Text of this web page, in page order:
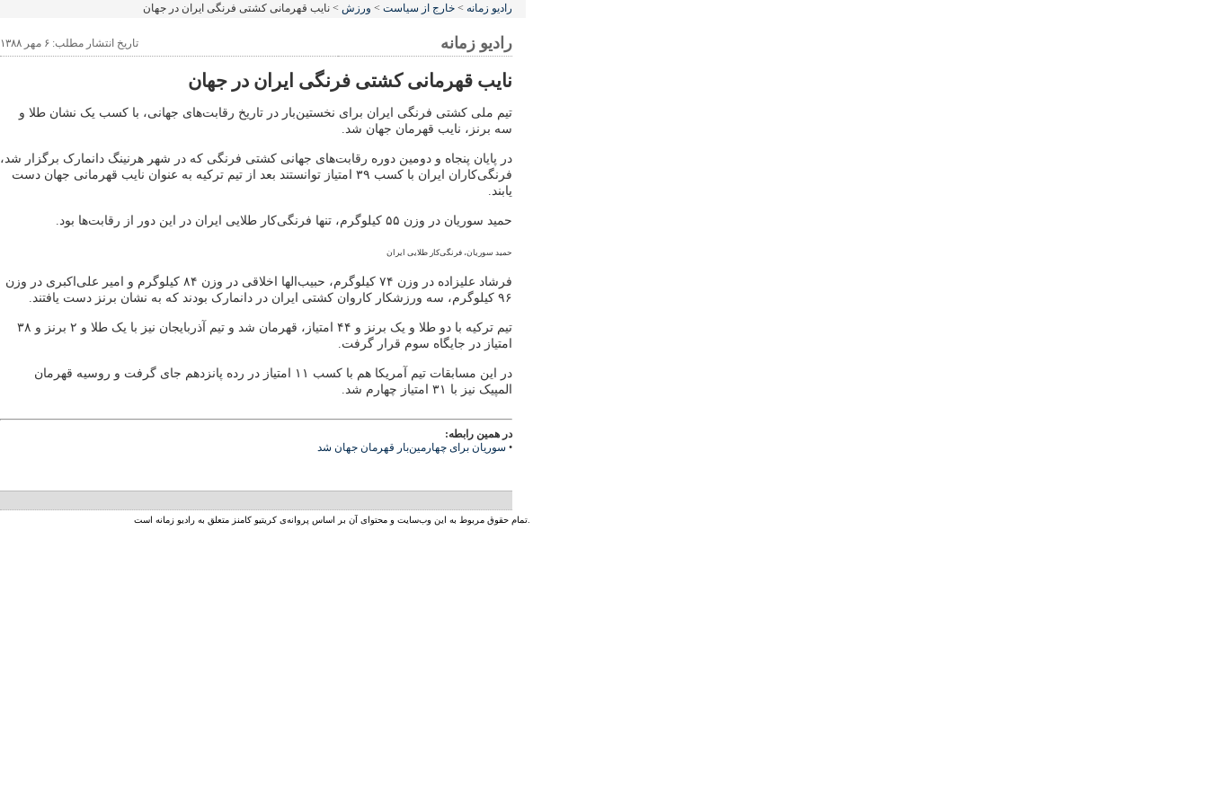
رادیو زمانه > خارج از سیاست > ورزش > نایب قهرمانی کشتی فرنگی ایران در جهان
رادیو زمانه تاریخ انتشار مطلب: ۶ مهر ۱۳۸۸
نایب قهرمانی کشتی فرنگی ایران در جهان
تیم ملی کشتی فرنگی ایران برای نخستین‌بار در تاریخ رقابت‌های جهانی، با کسب یک نشان طلا و
سه برنز، نایب قهرمان جهان شد.
در پایان پنجاه و دومین دوره‌ رقابت‌های جهانی کشتی فرنگی که در شهر هرنینگ دانمارک برگزار شد،
فرنگی‌کاران ایران با کسب ۳۹ امتیاز توانستند بعد از تیم ترکیه به عنوان نایب قهرمانی جهان دست
یابند.
حمید سوریان در وزن ۵۵ کیلوگرم، تنها فرنگی‌کار طلایی ایران در این دور از رقابت‌ها بود.
حمید سوریان، فرنگی‌کار طلایی ایران
فرشاد علیزاده در وزن ۷۴ کیلوگرم، حبیب‌الها اخلاقی در وزن ۸۴ کیلوگرم و امیر علی‌اکبری در وزن
۹۶ کیلوگرم، سه ورزشکار کاروان کشتی ایران در دانمارک بودند که به نشان برنز دست یافتند.
تیم ترکیه با دو طلا و یک برنز و ۴۴ امتیاز، قهرمان شد و تیم آذربایجان نیز با یک طلا و ۲ برنز و ۳۸
امتیاز در جایگاه سوم قرار گرفت.
در این مسابقات تیم آمریکا هم با کسب ۱۱ امتیاز در رده پانزدهم جای گرفت و روسیه قهرمان
المپیک نیز با ۳۱ امتیاز چهارم شد.
در همین رابطه:
• سوریان برای چهارمین‌بار قهرمان جهان شد